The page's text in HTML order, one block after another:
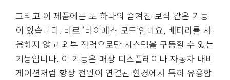
그리고 이 제품에는 또 하나의 숨겨진 보석 같은 기능
이 있습니다. 바로 ‘바이패스 모드’인데요, 배터리를 사
용하지 않고 외부 전력으로만 시스템을 구동할 수 있는
기능입니다. 이 기능은 매장 디스플레이나 자동차 내비
게이션처럼 항상 전원이 연결된 환경에서 특히 유용합